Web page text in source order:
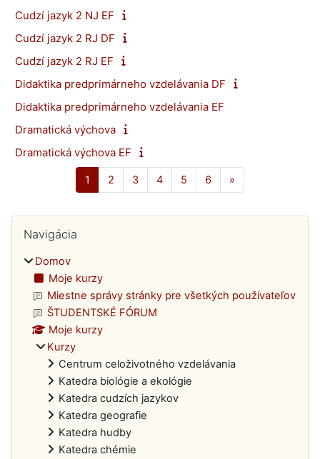
Cudzí jazyk 2 NJ EF
Cudzí jazyk 2 RJ DF
Cudzí jazyk 2 RJ EF
Didaktika predprimárneho vzdelávania DF
Didaktika predprimárneho vzdelávania EF
Dramatická výchova
Dramatická výchova EF
1 Strana 1
2 Strana 2
3Strana 3
4Strana 4
5 Strana 5
6Strana 6
»
Bloky
Navigácia
Domov
Moje kurzy
Miestne správy stránky pre všetkých používateľov
ŠTUDENTSKÉ FÓRUM
Moje kurzy
Kurzy
Centrum celoživotného vzdelávania
Katedra biológie a ekológie
Katedra cudzích jazykov
Katedra geografie
Katedra hudby
Katedra chémie